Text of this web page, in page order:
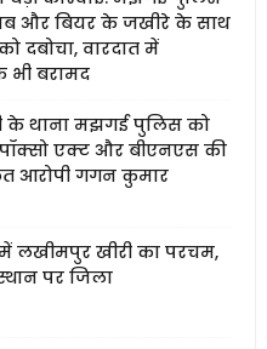
और बियर के जखीरे के साथ
दबोचा, वारदात में
भी बरामद
के थाना मझगई पुलिस को
पॉक्सो एक्ट और बीएनएस की
आरोपी गगन कुमार
लखीमपुर खीरी का परचम,
पर जिला